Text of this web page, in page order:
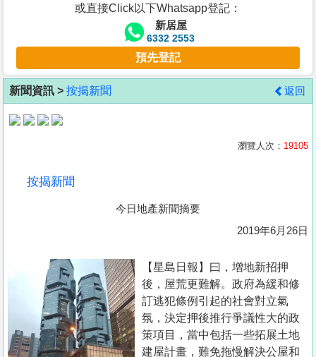
客
地
產
冊
或直接Click以下Whatsapp登記：
新居屋
6332 2553
預先登記
新聞資訊 > 按揭新聞 返回
瀏覽人次： 19105
按揭新聞
今日地產新聞摘要
2019年6月26日
【星島日報】曰，增地新招押
後，屋荒更難解。政府為緩和修
訂逃犯條例引起的社會對立氣
氛，決定押後推行爭議性大的政
策項目，當中包括一些拓展土地
建屋計畫，難免拖慢解決公屋和